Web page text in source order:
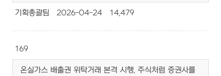
기획총괄팀 2026-04-24 14,479
169
온실가스 배출권 위탁거래 본격 시행, 주식처럼 증권사를